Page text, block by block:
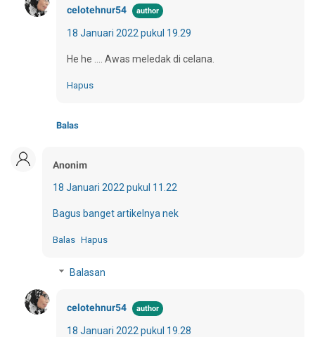
celotehnur54
18 Januari 2022 pukul 19.29
He he .... Awas meledak di celana.
Hapus
Balas
Anonim
18 Januari 2022 pukul 11.22
Bagus banget artikelnya nek
Balas Hapus
Balasan
celotehnur54
18 Januari 2022 pukul 19.28